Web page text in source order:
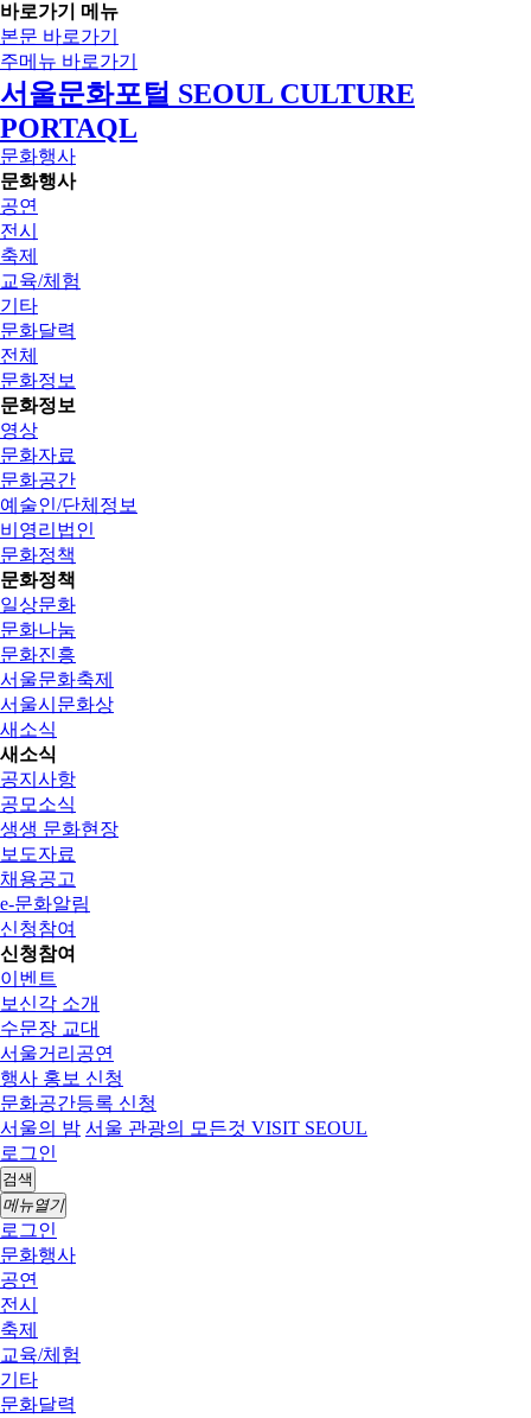
바로가기 메뉴
본문 바로가기
주메뉴 바로가기
서울문화포털 SEOUL CULTURE
PORTAQL
문화행사
문화행사
공연
전시
축제
교육/체험
기타
문화달력
전체
문화정보
문화정보
영상
문화자료
문화공간
예술인/단체정보
비영리법인
문화정책
문화정책
일상문화
문화나눔
문화진흥
서울문화축제
서울시문화상
새소식
새소식
공지사항
공모소식
생생 문화현장
보도자료
채용공고
e-문화알림
신청참여
신청참여
이벤트
보신각 소개
수문장 교대
서울거리공연
행사 홍보 신청
문화공간등록 신청
서울의 밤 서울 관광의 모든것 VISIT SEOUL
로그인
검색
메뉴열기
로그인
문화행사
공연
전시
축제
교육/체험
기타
문화달력